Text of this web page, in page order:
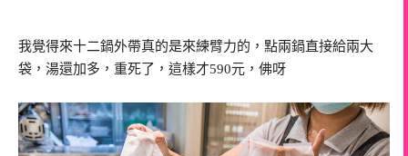
我覺得來十二鍋外帶真的是來練臂力的，點兩鍋直接給兩大
袋，湯還加多，重死了，這樣才590元，佛呀